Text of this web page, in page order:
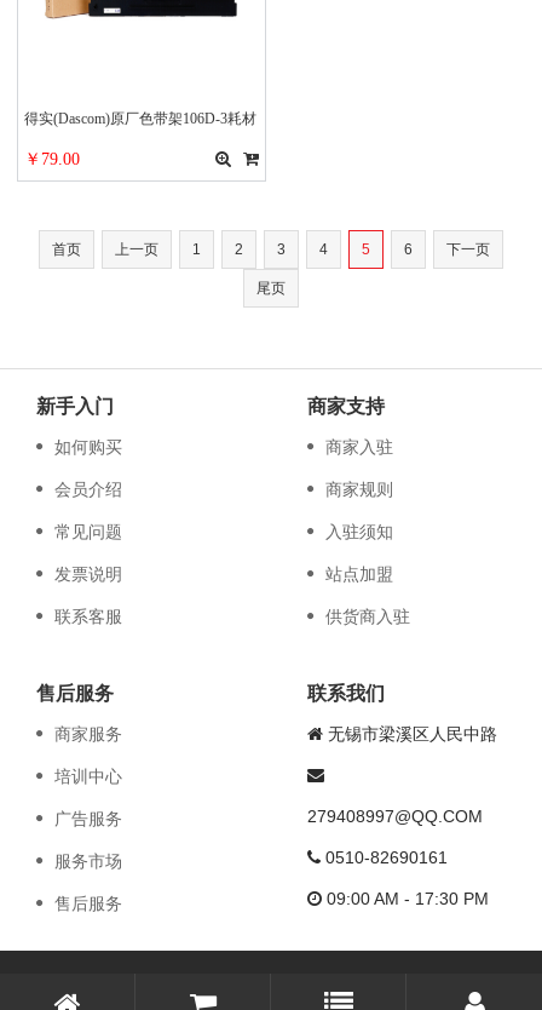
得实(Dascom)原厂色带架106D-3耗材
适用于DS5400H DS2100H DS3200
型号DE-2100H打印机
￥79.00
首页 上一页 1 2 3 4 5 6 下一页
尾页
新手入门
如何购买
会员介绍
常见问题
发票说明
联系客服
商家支持
商家入驻
商家规则
入驻须知
站点加盟
供货商入驻
售后服务
商家服务
培训中心
广告服务
服务市场
售后服务
联系我们
无锡市梁溪区人民中路
279408997@QQ.COM
0510-82690161
09:00 AM - 17:30 PM
苏ICP备19007877号-1